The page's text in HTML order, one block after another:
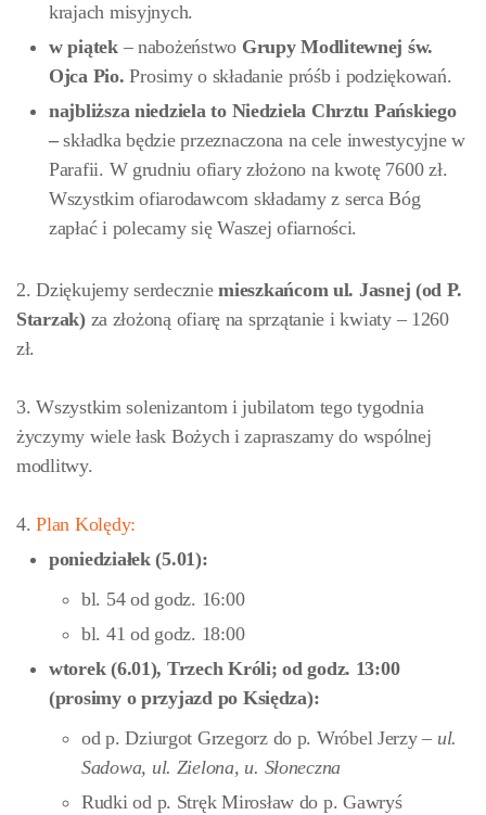
krajach misyjnych.
w piątek – nabożeństwo Grupy Modlitewnej św.
Ojca Pio.Prosimy o składanie próśb i podziękowań.
najbliższa niedziela to Niedziela Chrztu Pańskiego
–składka będzie przeznaczona na cele inwestycyjne w
Parafii. W grudniu ofiary złożono na kwotę 7600 zł.
Wszystkim ofiarodawcom składamy z serca Bóg
zapłać i polecamy się Waszej ofiarności.
2. Dziękujemy serdeczniemieszkańcom ul. Jasnej (od P.
Starzak)za złożoną ofiarę na sprzątanie i kwiaty – 1260
zł.
3. Wszystkim solenizantom i jubilatom tego tygodnia
życzymy wiele łask Bożych i zapraszamy do wspólnej
modlitwy.
4.Plan Kolędy:
poniedziałek (5.01):
bl. 54 od godz. 16:00
bl. 41 od godz. 18:00
wtorek (6.01), Trzech Króli; od godz. 13:00
(prosimy o przyjazd po Księdza):
od p. Dziurgot Grzegorz do p. Wróbel Jerzy – ul.
Sadowa, ul. Zielona, u. Słoneczna
Rudki od p. Stręk Mirosław do p. Gawryś